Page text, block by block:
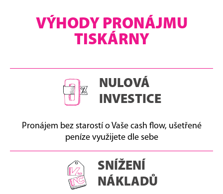
VÝHODY PRONÁJMU
TISKÁRNY
NULOVÁ
INVESTICE
Pronájem bez starostí o Vaše cash flow, ušetřené
peníze využijete dle sebe
SNÍŽENÍ
NÁKLADŮ